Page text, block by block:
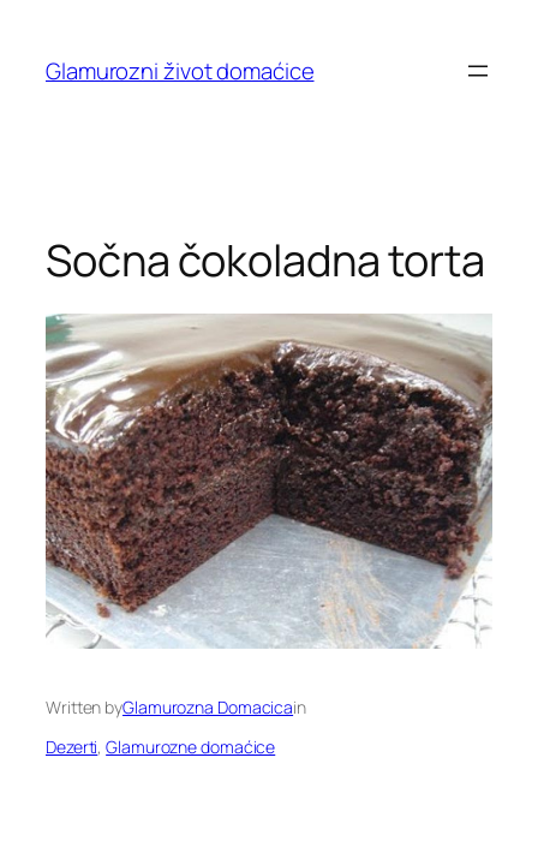
content
Glamurozni život domaćice
Sočna čokoladna torta
Written byGlamurozna Domacicain
Dezerti, Glamurozne domaćice